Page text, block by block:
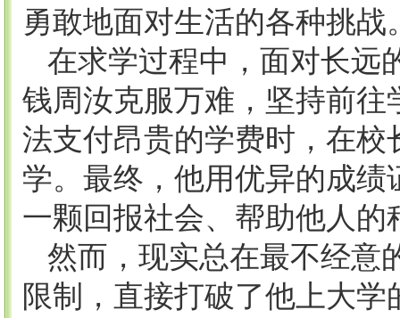
勇敢地面对生活的各种挑战
在求学过程中，面对长远
钱周汝克服万难，坚持前
法支付昂贵的学费时，在
学。最终，他用优异的成
一颗回报社会、帮助他人的
然而，现实总在最不经意
限制，直接打破了他上大